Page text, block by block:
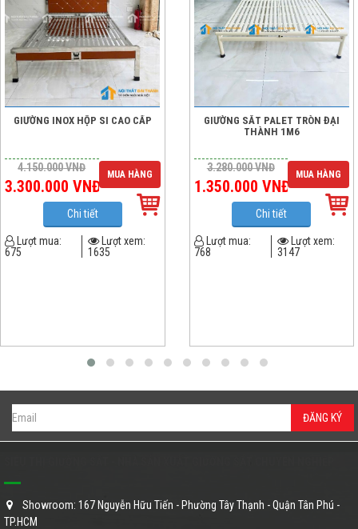
GIƯỜNG INOX HỘP SI CAO CẤP
4.150.000VNĐ
3.300.000 VNĐ
MUA HÀNG
Chi tiết
Lượt mua:
675
Lượt xem:
1635
GIƯỜNG SẮT PALET TRÒN ĐẠI
THÀNH 1M6
3.280.000VNĐ
1.350.000 VNĐ
MUA HÀNG
Chi tiết
Lượt mua:
768
Lượt xem:
3147
ĐĂNG KÝ
Showroom: 167 Nguyễn Hữu Tiến - Phường Tây Thạnh - Quận Tân Phú -
TP.HCM